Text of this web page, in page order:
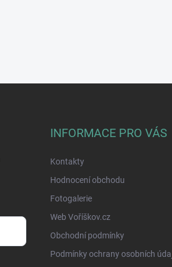
INFORMACE PRO VÁS
Kontakty
Hodnocení obchodu
Fotogalerie
Web Voříškov.cz
Obchodní podmínky
Podmínky ochrany osobních